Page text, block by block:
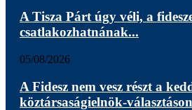
A Tisza Párt úgy véli, a
csatlakozhatnának...
05/08/2026
A Fidesz nem vesz részt a
köztársaságielnök-